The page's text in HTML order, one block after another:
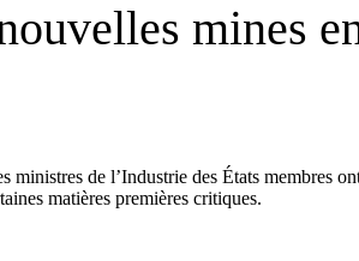
mines
de l’Industrie des États membres
matières premières critiques.